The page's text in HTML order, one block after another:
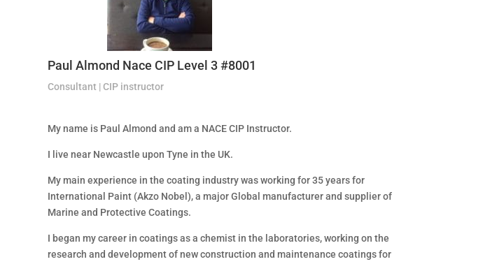
Paul Almond Nace CIP Level 3 #8001
Consultant | CIP instructor
My name is Paul Almond and am a NACE CIP Instructor.
I live near Newcastle upon Tyne in the UK.
My main experience in the coating industry was working for 35 years for
International Paint (Akzo Nobel), a major Global manufacturer and supplier of
Marine and Protective Coatings.
I began my career in coatings as a chemist in the laboratories, working on the
research and development of new construction and maintenance coatings for